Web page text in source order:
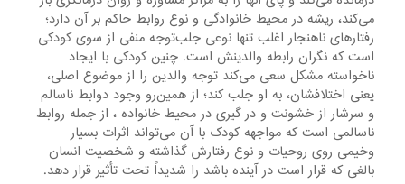
می‌کند، ریشه در محیط خانوادگی و نوع روابط حاکم بر آن دارد؛
رفتارهای ناهنجار اغلب تنها نوعی جلب‌توجه منفی از سوی کودکی
است که نگران رابطه والدینش است. چنین کودکی با ایجاد
ناخواسته مشکل سعی می‌کند توجه والدین را از موضوع اصلی،
یعنی اختلافشان، به او جلب کند؛ از همین‌رو وجود دوابط ناسالم
و سرشار از خشونت و در گیری در محیط خانواده ، از جمله روابط
ناسالمی است که مواجهه کودک با آن می‌تواند اثرات بسیار
وخیمی روی روحیات و نوع رفتارش گذاشته و شخصیت انسان
بالغی که قرار است در آینده باشد را شدیداً تحت تأثیر قرار دهد.